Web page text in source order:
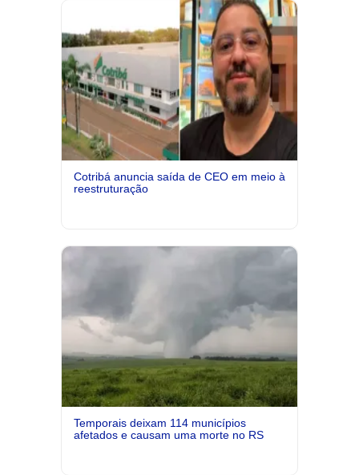
Cotribá anuncia saída de CEO em meio à
reestruturação
Temporais deixam 114 municípios
afetados e causam uma morte no RS